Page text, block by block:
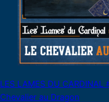
LES LAMES DU CARDINAL
Chevalier au Dragon